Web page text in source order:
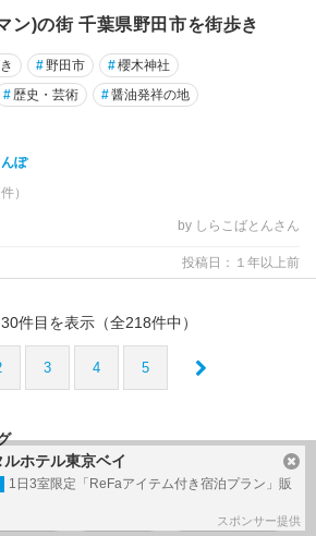
ン)の街 千葉県野田市を街歩き
#野田市 #櫻木神社
#歴史・芸術 #醤油発祥の地
ぽ
）
by しらこばとんさん
投稿日：１年以上前
30件目を表示（全218件中）
3 4 5
マンもの知りしょうゆ館
千葉県野田市
ホテル東京ベイ
1日3室限定「ReFaアイテム付き宿泊プラン」販
スポンサー提供